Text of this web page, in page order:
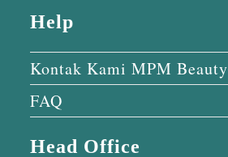
Help
Kontak Kami MPM Beauty
FAQ
Head Office